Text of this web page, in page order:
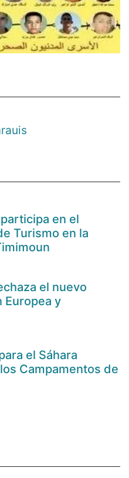
en el
Turismo en la
el nuevo
Europea y
el Sáhara
Campamentos de